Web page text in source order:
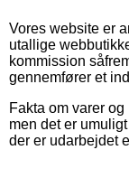
Vores website er
utallige
kommission
gennemfører et
Fakta om varer
men det er
der er udarbejdet